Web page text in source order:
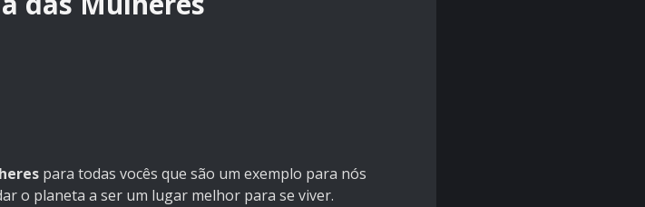
para todas vocês que são um exemplo para nós
o planeta a ser um lugar melhor para se viver.